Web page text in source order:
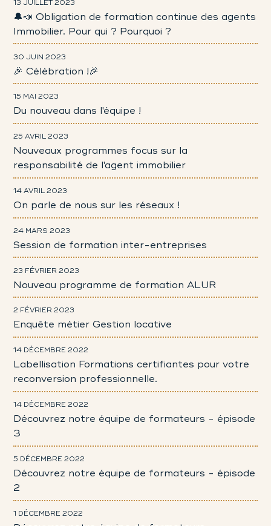
13 JUILLET 2023
🔔📣 Obligation de formation continue des agents
Immobilier. Pour qui ? Pourquoi ?
30 JUIN 2023
🎉 Célébration !🎉
15 MAI 2023
Du nouveau dans l'équipe !
25 AVRIL 2023
Nouveaux programmes focus sur la
responsabilité de l'agent immobilier
14 AVRIL 2023
On parle de nous sur les réseaux !
24 MARS 2023
Session de formation inter-entreprises
23 FÉVRIER 2023
Nouveau programme de formation ALUR
2 FÉVRIER 2023
Enquête métier Gestion locative
14 DÉCEMBRE 2022
Labellisation Formations certifiantes pour votre
reconversion professionnelle.
14 DÉCEMBRE 2022
Découvrez notre équipe de formateurs - épisode
3
5 DÉCEMBRE 2022
Découvrez notre équipe de formateurs - épisode
2
1 DÉCEMBRE 2022